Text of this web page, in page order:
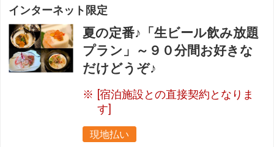
インターネット限定
夏の定番♪「生ビール飲み放題
プラン」～９０分間お好きな
だけどうぞ♪
[宿泊施設との直接契約となりま
す]
現地払い